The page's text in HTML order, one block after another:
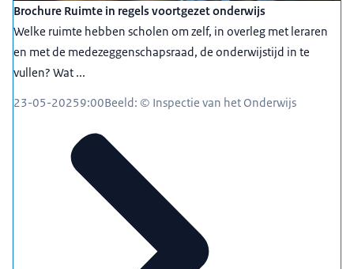
VOICE-OVER: Meelopen kan de leraren ook meer
inzicht geven waar de inspecteur op let.
Aan het einde van de dag bespreekt de inspecteur
zijn beeld van de school met de directie en de
VAN DEN BERG: Dan heb ik gezien dat jullie een
bepaalde methode daarvoor gebruiken, en waar ik
benieuwd naar ben is van: wat vind je daar nou
heel goed aan werken?
En waarvan zeg je: Nou, dat mag van mij nog wel
doorontwikkeld worden.
VAN DEN BERG: De terugkoppeling is een van de
belangrijkste momenten van de dag.
Brochure Ruimte in regels voortgezet onderwijs
Welke ruimte hebben scholen om zelf, in overleg met leraren
en met de medezeggenschapsraad, de onderwijstijd in te
vullen? Wat ...
23-05-20259:00Beeld: © Inspectie van het Onderwijs